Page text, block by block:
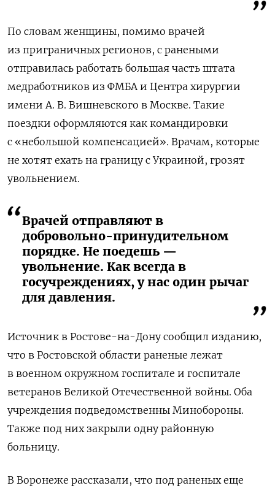
По словам женщины, помимо врачей
из приграничных регионов, с ранеными
отправилась работать большая часть штата
медработников из ФМБА и Центра хирургии
имени А. В. Вишневского в Москве. Такие
поездки оформляются как командировки
с «небольшой компенсацией». Врачам, которые
не хотят ехать на границу с Украиной, грозят
увольнением.
Врачей отправляют в
добровольно-принудительном
порядке. Не поедешь —
увольнение. Как всегда в
госучреждениях, у нас один рычаг
для давления.
Источник в Ростове-на-Дону сообщил изданию,
что в Ростовской области раненые лежат
в военном окружном госпитале и госпитале
ветеранов Великой Отечественной войны. Оба
учреждения подведомственны Минобороны.
Также под них закрыли одну районную
больницу.
В Воронеже рассказали, что под раненых еще